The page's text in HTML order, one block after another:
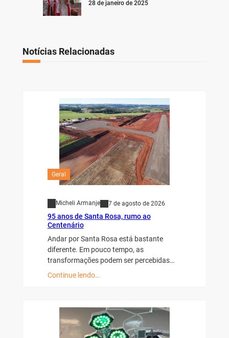
28 de janeiro de 2025
Notícias Relacionadas
Geral
Micheli Armanje 7 de agosto de 2026
95 anos de Santa Rosa, rumo ao
Centenário
Andar por Santa Rosa está bastante
diferente. Em pouco tempo, as
transformações podem ser percebidas…
Continue lendo…